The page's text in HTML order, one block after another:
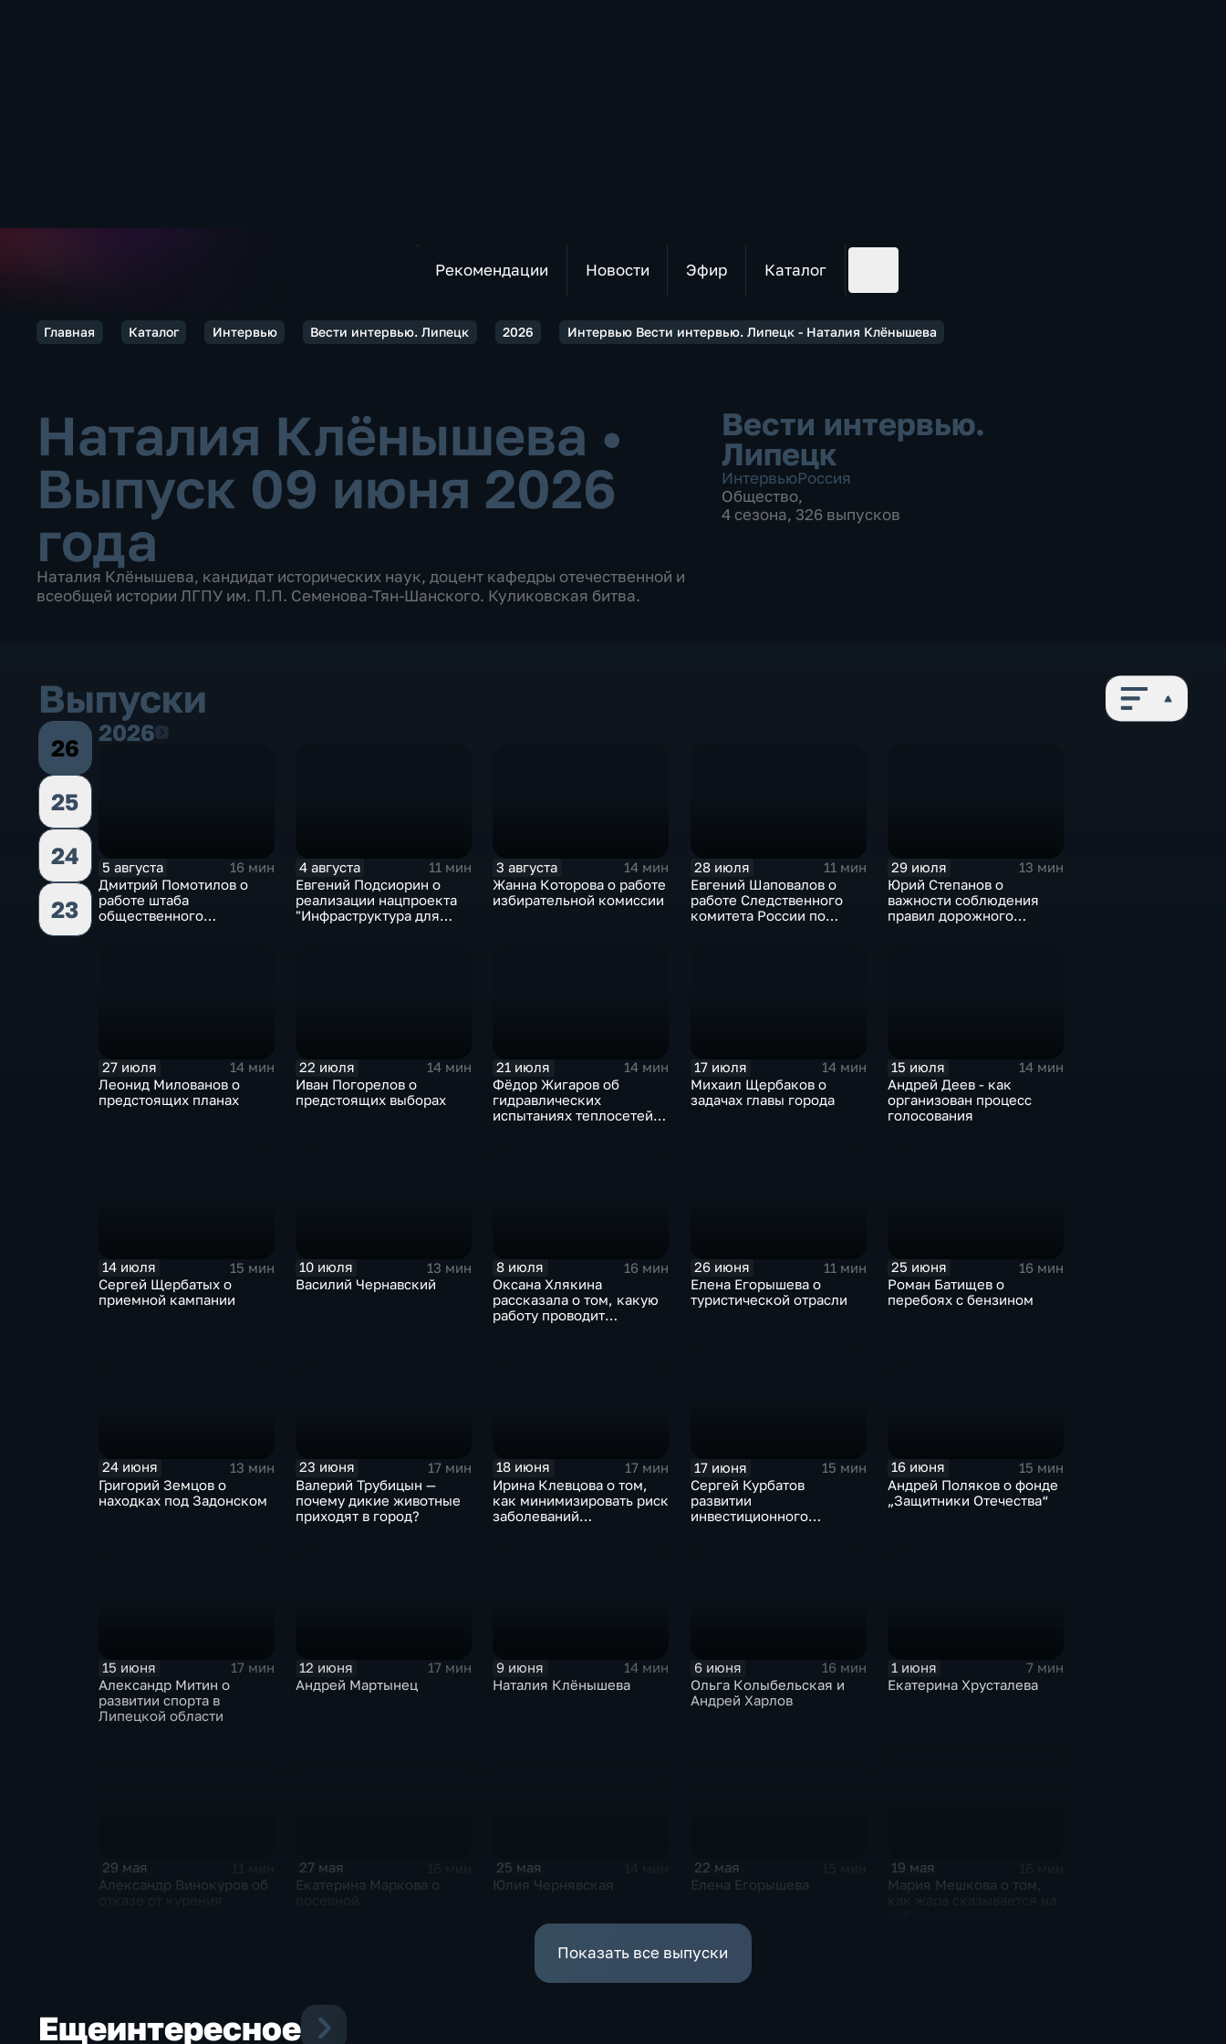
Рекомендации Новости Эфир Каталог
Главная Каталог Интервью Вести интервью. Липецк 2026 Интервью Вести интервью. Липецк - Наталия Клёнышева
Наталия Клёнышева •
Выпуск 09 июня 2026
года
Наталия Клёнышева, кандидат исторических наук, доцент кафедры отечественной и
всеобщей истории ЛГПУ им. П.П. Семенова-Тян-Шанского. Куликовская битва.
Вести интервью.
Липецк
ИнтервьюРоссия
Общество,
4 сезона, 326 выпусков
Выпуски
26
25
24
23
20262026
5 августа
16 мин
Дмитрий Помотилов о
работе штаба
общественного
4 августа
11 мин
Евгений Подсиорин о
реализации нацпроекта
"Инфраструктура для
3 августа
14 мин
Жанна Которова о работе
избирательной комиссии
28 июля
11 мин
Евгений Шаповалов о
работе Следственного
комитета России по
29 июля
13 мин
Юрий Степанов о
важности соблюдения
правил дорожного
27 июля
14 мин
Леонид Милованов о
предстоящих планах
22 июля
14 мин
Иван Погорелов о
предстоящих выборах
21 июля
14 мин
Фёдор Жигаров об
гидравлических
испытаниях теплосетей в
17 июля
14 мин
Михаил Щербаков о
задачах главы города
15 июля
14 мин
Андрей Деев - как
организован процесс
голосования
14 июля
15 мин
Сергей Щербатых о
приемной кампании
10 июля
13 мин
Василий Чернавский
8 июля
16 мин
Оксана Хлякина
рассказала о том, какую
работу проводит
26 июня
11 мин
Елена Егорышева о
туристической отрасли
25 июня
16 мин
Роман Батищев о
перебоях с бензином
24 июня
13 мин
Григорий Земцов о
находках под Задонском
23 июня
17 мин
Валерий Трубицын —
почему дикие животные
приходят в город?
18 июня
17 мин
Ирина Клевцова о том,
как минимизировать риск
заболеваний
17 июня
15 мин
Сергей Курбатов
развитии
инвестиционного
16 июня
15 мин
Андрей Поляков о фонде
„Защитники Отечества“
15 июня
17 мин
Александр Митин о
развитии спорта в
Липецкой области
12 июня
17 мин
Андрей Мартынец
9 июня
14 мин
Наталия Клёнышева
6 июня
16 мин
Ольга Колыбельская и
Андрей Харлов
1 июня
7 мин
Екатерина Хрусталева
29 мая
Александр Винокуров об
27 мая
Екатерина Маркова о
25 мая
Юлия Чернявская
22 мая
Елена Егорышева
19 мая
Мария Мешкова о том,
Показать все выпуски
Ещеинтересное